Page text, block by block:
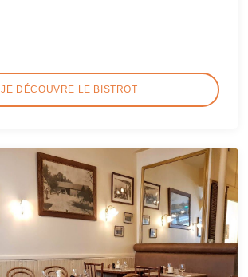
JE DÉCOUVRE LE BISTROT